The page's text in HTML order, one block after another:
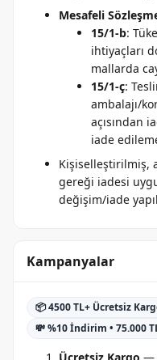
Mesafeli
15/1-b:
ihtiyaçları
mallarda
15/1-ç:
ambalajı/
açısından
iade
Kişiselleştirilmiş,
gereği iadesi
değişim/iade
Kampanyalar
📦 4500 TL+ Ücretsiz
💸 %10 İndirim • 75.000